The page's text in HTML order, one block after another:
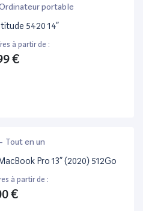
portable
5420 14”
à partir de :
€
- Tout en un
Pro 13” (2020) 512Go
à partir de :
€